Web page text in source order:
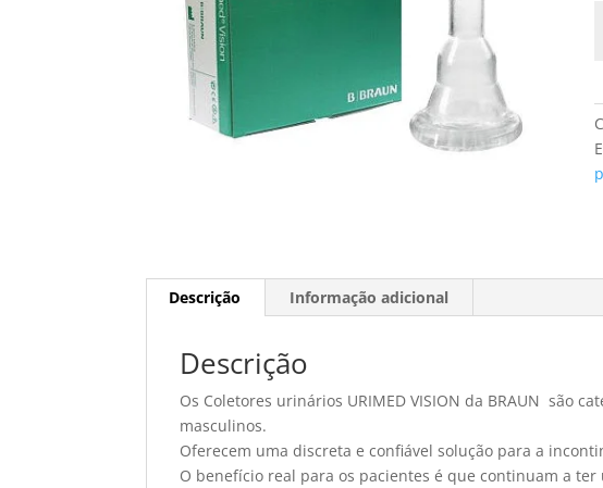
Descrição Informação adicional
Descrição
Os Coletores urinários URIMED VISION da BRAUN são
masculinos.
Oferecem uma discreta e confiável solução para a
O benefício real para os pacientes é que continuam a